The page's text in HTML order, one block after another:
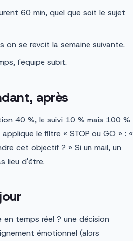
60 min, quel que soit le sujet
on se revoit la semaine suivante.
l'équipe subit.
après
40 %, le suivi 10 % mais 100 %
le filtre « STOP ou GO » : «
cet objectif ? » Si un mail, un
lieu d'être.
temps réel ? une décision
émotionnel (alors